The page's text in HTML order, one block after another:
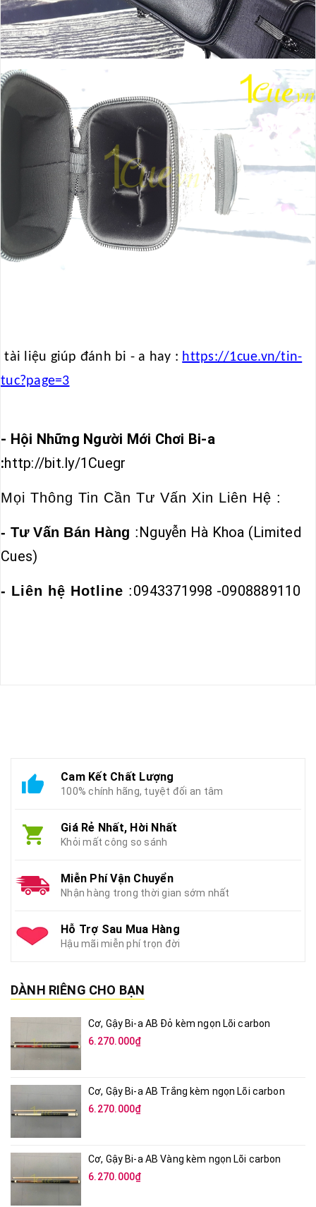
tài liệu giúp đánh bi - a hay : https://1cue.vn/tin-
tuc?page=3
- Hội Những Người Mới Chơi Bi-a
:http://bit.ly/1Cuegr
Mọi Thông Tin Cần Tư Vấn Xin Liên Hệ :
- Tư Vấn Bán Hàng :Nguyễn Hà Khoa (Limited
Cues)
- Liên hệ Hotline :0943371998 -0908889110
Cam Kết Chất Lượng
100% chính hãng, tuyệt đối an tâm
Giá Rẻ Nhất, Hời Nhất
Khỏi mất công so sánh
Miễn Phí Vận Chuyển
Nhận hàng trong thời gian sớm nhất
Hỗ Trợ Sau Mua Hàng
Hậu mãi miễn phí trọn đời
DÀNH RIÊNG CHO BẠN
Cơ, Gậy Bi-a AB Đỏ kèm ngọn Lõi carbon
6.270.000₫
Cơ, Gậy Bi-a AB Trắng kèm ngọn Lõi carbon
6.270.000₫
Cơ, Gậy Bi-a AB Vàng kèm ngọn Lõi carbon
6.270.000₫